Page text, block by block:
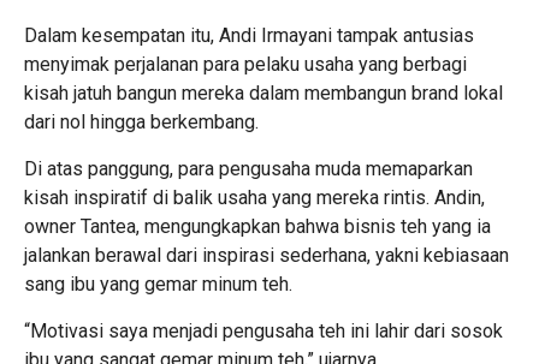
Dalam kesempatan itu, Andi Irmayani tampak antusias
menyimak perjalanan para pelaku usaha yang berbagi
kisah jatuh bangun mereka dalam membangun brand lokal
dari nol hingga berkembang.
Di atas panggung, para pengusaha muda memaparkan
kisah inspiratif di balik usaha yang mereka rintis. Andin,
owner Tantea, mengungkapkan bahwa bisnis teh yang ia
jalankan berawal dari inspirasi sederhana, yakni kebiasaan
sang ibu yang gemar minum teh.
“Motivasi saya menjadi pengusaha teh ini lahir dari sosok